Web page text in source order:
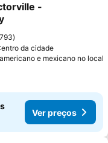
aos favoritos
-
da cidade
e mexicano no local
Ver preços